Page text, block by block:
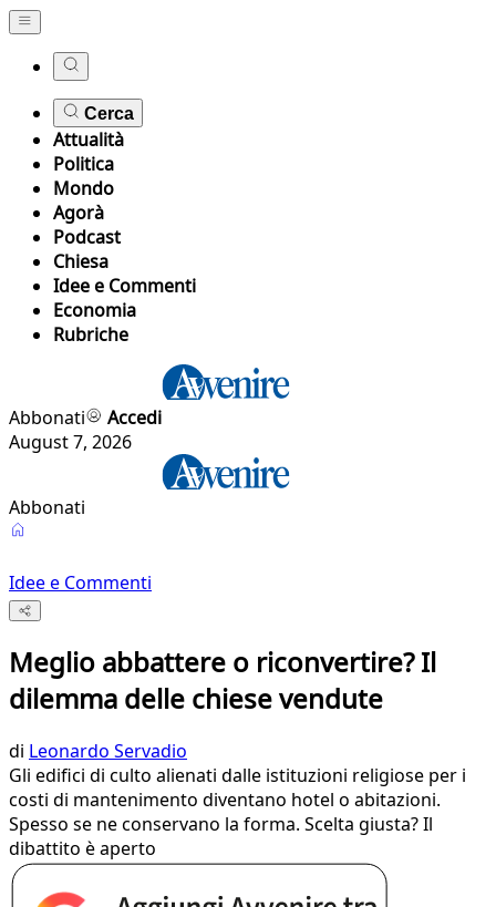
Cerca
Attualità
Politica
Mondo
Agorà
Podcast
Chiesa
Idee e Commenti
Economia
Rubriche
Abbonati
Accedi
August 7, 2026
Abbonati
Idee e Commenti
Meglio abbattere o riconvertire? Il
dilemma delle chiese vendute
di Leonardo Servadio
Gli edifici di culto alienati dalle istituzioni religiose per i
costi di mantenimento diventano hotel o abitazioni.
Spesso se ne conservano la forma. Scelta giusta? Il
dibattito è aperto